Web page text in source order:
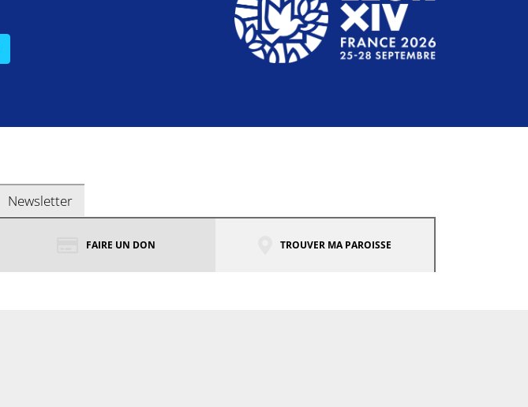
Newsletter
FAIRE UN DON TROUVER MA PAROISSE